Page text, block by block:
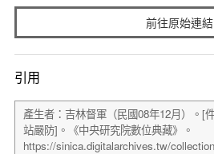
前往原始連結
引用